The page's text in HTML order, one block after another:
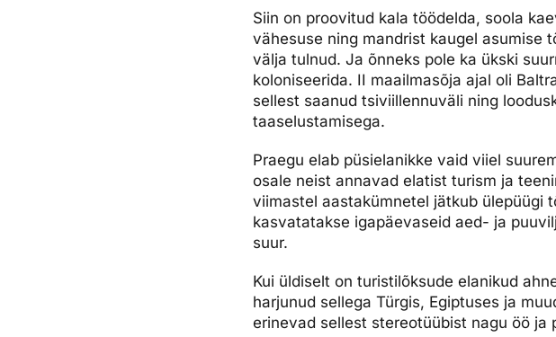
Siin on proovitud kala töödelda, soola
vähesuse ning mandrist kaugel asumise
välja tulnud. Ja õnneks pole ka ükski
koloniseerida. II maailmasõja ajal oli
sellest saanud tsiviillennuväli ning
taaselustamisega.
Praegu elab püsielanikke vaid viiel
osale neist annavad elatist turism ja
viimastel aastakümnetel jätkub ülepüügi
kasvatatakse igapäevaseid aed- ja
suur.
Kui üldiselt on turistilõksude elanikud
harjunud sellega Türgis, Egiptuses ja
erinevad sellest stereotüübist nagu öö ja